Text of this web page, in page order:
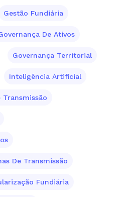
Gestão Fundiária
De Ativos
Governança Territorial
Inteligência Artificial
Transmissão
De Transmissão
Fundiária